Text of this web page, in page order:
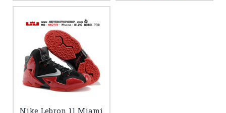
Nike Lebron 11 Miami